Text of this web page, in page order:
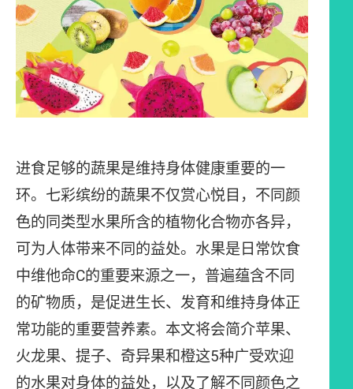
进食足够的蔬果是维持身体健康重要的一
环。七彩缤纷的蔬果不仅赏心悦目，不同颜
色的同类型水果所含的植物化合物亦各异，
可为人体带来不同的益处。水果是日常饮食
中维他命C的重要来源之一，普遍蕴含不同
的矿物质，是促进生长、发育和维持身体正
常功能的重要营养素。本文将会简介苹果、
火龙果、提子、奇异果和橙这5种广受欢迎
的水果对身体的益处，以及了解不同颜色之